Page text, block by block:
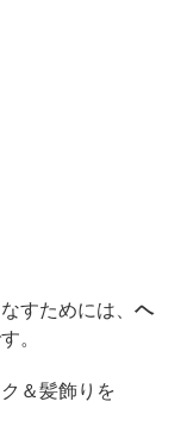
すためには、 ヘ
。
＆髪飾りを